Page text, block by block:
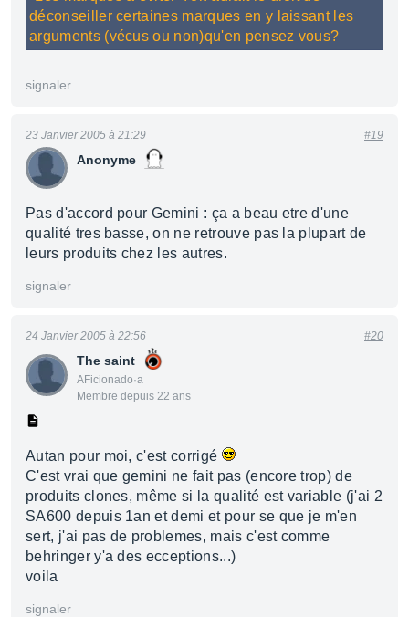
déconseiller certaines marques en y laissant les
arguments (vécus ou non)qu'en pensez vous?
signaler
Anonyme
23 Janvier 2005 à 21:29 #19
Pas d'accord pour Gemini : ça a beau etre d'une
qualité tres basse, on ne retrouve pas la plupart de
leurs produits chez les autres.
signaler
The saint
AFicionado·a
Membre depuis 22 ans
24 Janvier 2005 à 22:56 #20
Autan pour moi, c'est corrigé
C'est vrai que gemini ne fait pas (encore trop) de
produits clones, même si la qualité est variable (j'ai 2
SA600 depuis 1an et demi et pour se que je m'en
sert, j'ai pas de problemes, mais c'est comme
behringer y'a des ecceptions...)
voila
signaler